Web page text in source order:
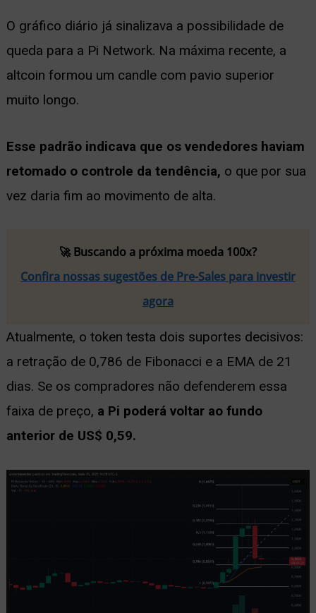
O gráfico diário já sinalizava a possibilidade de
queda para a Pi Network. Na máxima recente, a
altcoin formou um candle com pavio superior
muito longo.
Esse padrão indicava que os vendedores haviam
retomado o controle da tendência, o que por sua
vez daria fim ao movimento de alta.
🚀 Buscando a próxima moeda 100x?
Confira nossas sugestões de Pre-Sales para investir
agora
Atualmente, o token testa dois suportes decisivos:
a retração de 0,786 de Fibonacci e a EMA de 21
dias. Se os compradores não defenderem essa
faixa de preço, a Pi poderá voltar ao fundo
anterior de US$ 0,59.